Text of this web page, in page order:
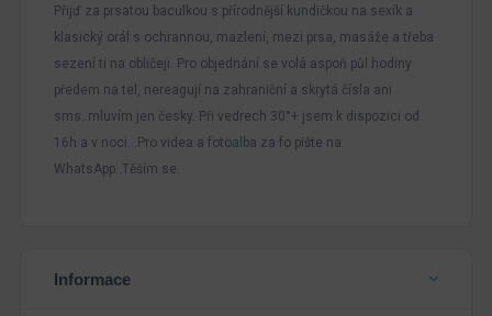
Přijď za prsatou baculkou s přírodnější kundičkou na sexík a
klasický orál s ochrannou, mazlení, mezi prsa, masáže a třeba
sezení ti na obličeji. Pro objednání se volá aspoň půl hodiny
předem na tel, nereagují na zahraniční a skrytá čísla ani
sms..mluvím jen česky. Při vedrech 30°+ jsem k dispozici od
16h a v noci…Pro videa a fotoalba za fo pište na
WhatsApp..Těším se.
Informace